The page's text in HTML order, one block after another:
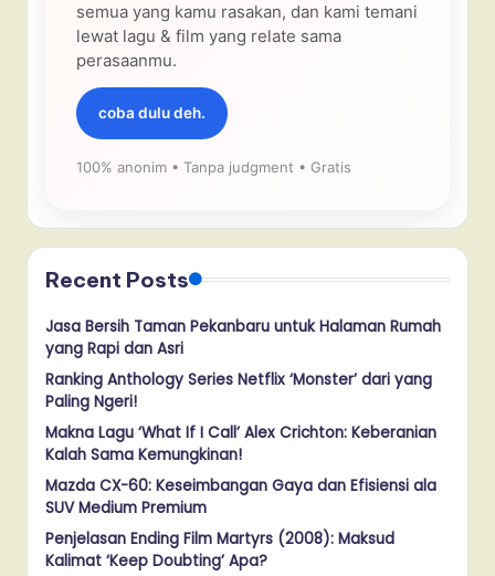
semua yang kamu rasakan, dan kami temani
lewat lagu & film yang relate sama
perasaanmu.
coba dulu deh.
100% anonim • Tanpa judgment • Gratis
Recent Posts
Jasa Bersih Taman Pekanbaru untuk Halaman Rumah
yang Rapi dan Asri
Ranking Anthology Series Netflix ‘Monster’ dari yang
Paling Ngeri!
Makna Lagu ‘What If I Call’ Alex Crichton: Keberanian
Kalah Sama Kemungkinan!
Mazda CX-60: Keseimbangan Gaya dan Efisiensi ala
SUV Medium Premium
Penjelasan Ending Film Martyrs (2008): Maksud
Kalimat ‘Keep Doubting’ Apa?